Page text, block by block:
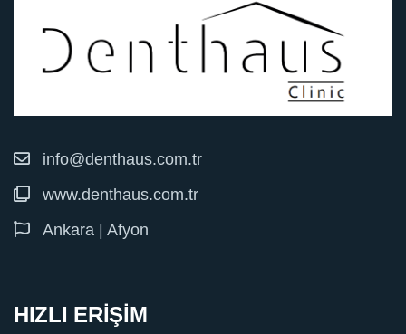
info@denthaus.com.tr
www.denthaus.com.tr
Ankara | Afyon
HIZLI ERİŞİM